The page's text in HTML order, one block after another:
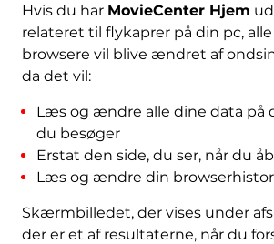
Hvis du har MovieCenter Hjem
relateret til flykaprer på din pc,
browsere vil blive ændret af
da det vil:
Læs og ændre alle dine data på
du besøger
Erstat den side, du ser, når du
Læs og ændre din
Skærmbilledet, der vises under
der er et af resultaterne, når du